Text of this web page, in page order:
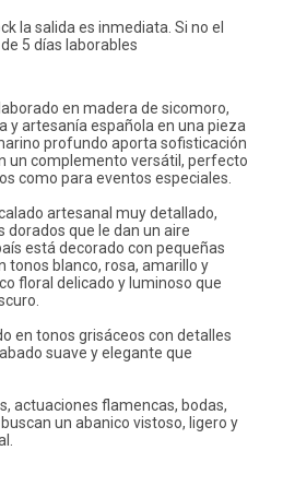
la salida es inmediata. Si no el
5 días laborables
en madera de sicomoro,
y artesanía española en una pieza
profundo aporta sofisticación
un complemento versátil, perfecto
como para eventos especiales.
artesanal muy detallado,
que le dan un aire
está decorado con pequeñas
tonos blanco, rosa, amarillo y
floral delicado y luminoso que
en tonos grisáceos con detalles
suave y elegante que
actuaciones flamencas, bodas,
un abanico vistoso, ligero y